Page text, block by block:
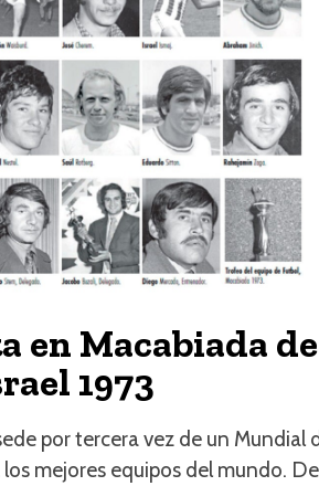
en Macabiada
1973
por tercera vez de un Mundial
mejores equipos del mundo.